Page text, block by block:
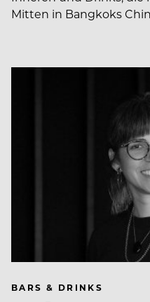
Mitten in Bangkoks
BARS & DRINKS